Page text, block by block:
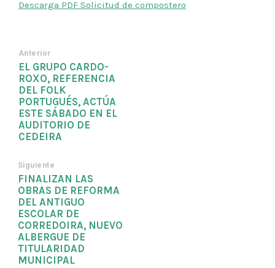
Descarga PDF Solicitud de compostero
Anterior
EL GRUPO CARDO-
ROXO, REFERENCIA
DEL FOLK
PORTUGUÉS, ACTÚA
ESTE SÁBADO EN EL
AUDITORIO DE
CEDEIRA
Siguiente
FINALIZAN LAS
OBRAS DE REFORMA
DEL ANTIGUO
ESCOLAR DE
CORREDOIRA, NUEVO
ALBERGUE DE
TITULARIDAD
MUNICIPAL